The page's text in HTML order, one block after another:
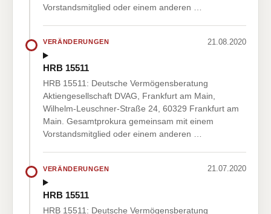
Vorstandsmitglied oder einem anderen …
VERÄNDERUNGEN 21.08.2020
HRB 15511
HRB 15511: Deutsche Vermögensberatung
Aktiengesellschaft DVAG, Frankfurt am Main,
Wilhelm-Leuschner-Straße 24, 60329 Frankfurt am
Main. Gesamtprokura gemeinsam mit einem
Vorstandsmitglied oder einem anderen …
VERÄNDERUNGEN 21.07.2020
HRB 15511
HRB 15511: Deutsche Vermögensberatung